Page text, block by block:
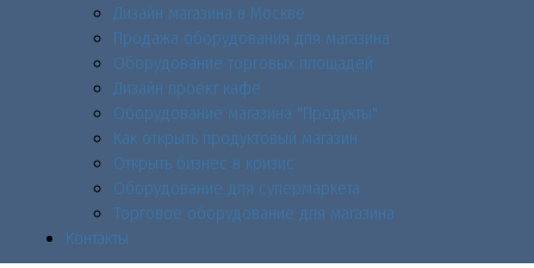
Дизайн магазина в Москве
Продажа оборудования для магазина
Оборудование торговых площадей
Дизайн проект кафе
Оборудование магазина "Продукты"
Как открыть продуктовый магазин
Открыть бизнес в кризис
Оборудование для супермаркета
Торговое оборудование для магазина
Контакты